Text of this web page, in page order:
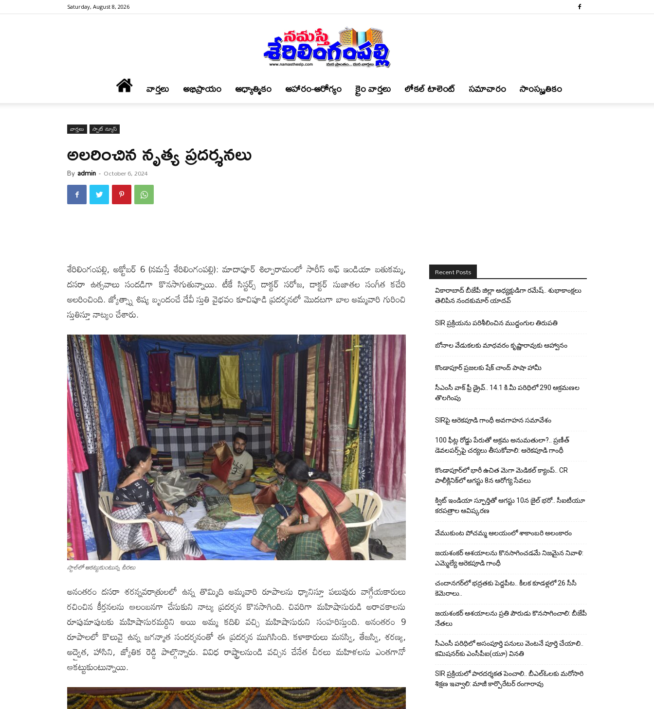
Saturday, August 8, 2026
వార్త‌లు అభిప్రాయం ఆధ్యాత్మికం ఆహారం-ఆరోగ్యం క్రైం వార్త‌లు లోకల్ టాలెంట్ స‌మాచారం సాంస్కృతికం
వార్త‌లు స్పాట్ న్యూస్
అల‌రించిన నృత్య ప్ర‌ద‌ర్శ‌న‌లు
By admin - October 6, 2024
శేరిలింగంప‌ల్లి, అక్టోబ‌ర్ 6 (న‌మస్తే శేరిలింగంప‌ల్లి): మాదాపూర్ శిల్పారామంలో సారీస్ అఫ్ ఇండియా బతుకమ్మ,
దసరా ఉత్సవాలు సందడిగా కొన‌సాగుతున్నాయి. టీకే సిస్టర్స్ డాక్టర్ సరోజ, డాక్టర్ సుజాతల‌ సంగీత కచేరి
అలరించింది. జ్యోత్స్నా శిష్య బృందంచే దేవీ స్తుతి వైభవం కూచిపూడి ప్రదర్శనలో మొదటగా బాల అమ్మవారి గురించి
స్తుతిస్తూ నాట్యం చేశారు.
స్టాల్‌లో ఆక‌ట్టుకుంటున్న చీర‌లు
అనంత‌రం దసరా శరన్నవరాత్రులలో ఉన్న తొమ్మిది అమ్మవారి రూపాలను ధ్యానిస్తూ పలువురు వాగ్గేయకారులు
రచించిన కీర్తనలను ఆలంబనగా చేసుకుని నాట్య ప్రదర్శన కొనసాగింది. చివరిగా మహిషాసురుడి అరాచకాలను
రూపుమాపుటకు మహిషాసురమర్దిని అయి అమ్మ కదిలి వచ్చి మహిషాసురుని సంహరిస్తుంది. అనంతరం 9
రూపాలలో కొలువై ఉన్న జగన్మాత సందర్శనంతో ఈ ప్రదర్శన ముగిసింది. కళాకారులు మనస్వి, తేజస్వి, శరణ్య,
అద్వైత, హాసిని, జ్యోతిక రెడ్డి పాల్గొన్నారు. వివిధ రాష్ట్రాలనుండి వ‌చ్చిన చేనేత చీరలు మహిళలను ఎంతగానో
ఆకట్టుకుంటున్నాయి.
Recent Posts
వికారాబాద్ బీజేపీ జిల్లా అధ్యక్షుడిగా రమేష్‌.. శుభాకాంక్షలు
తెలిపిన నందకుమార్ యాదవ్
SIR ప్రక్రియను పరిశీలించిన ముద్దంగుల తిరుపతి
బోనాల వేడుకలకు మాధవరం కృష్ణారావుకు ఆహ్వానం
కొండాపూర్ ప్రజలకు షేక్ చాంద్ పాషా హామీ
సీఎంసీ వాక్ ఫ్రీ డ్రైవ్.. 14.1 కి.మీ పరిధిలో 290 ఆక్రమణల
తొలగింపు
SIRపై ఆరెకపూడి గాంధీ అవగాహన సమావేశం
100 ఫీట్ల రోడ్డు పేరుతో అక్రమ అనుమతులా?.. ప్రణీత్
డెవలపర్స్‌పై చర్యలు తీసుకోవాలి: ఆరెకపూడి గాంధీ
కొండాపూర్‌లో భారీ ఉచిత మెగా మెడికల్ క్యాంప్.. CR
పాలీక్లినిక్‌లో ఆగస్టు 8న ఆరోగ్య సేవలు
క్విట్ ఇండియా స్ఫూర్తితో ఆగస్టు 10న జైల్ భరో.. సీఐటీయూ
కరపత్రాల ఆవిష్కరణ
వేముకుంట పోచమ్మ ఆలయంలో శాకాంబరి అలంకారం
జయశంకర్ ఆశయాలను కొనసాగించడమే నిజమైన నివాళి:
ఎమ్మెల్యే ఆరెక‌పూడి గాంధీ
చందానగర్‌లో భద్రతకు పెద్దపీట.. కీలక కూడళ్లలో 26 సీసీ
కెమెరాలు..
జయశంకర్ ఆశయాలను ప్రతి పౌరుడు కొనసాగించాలి: బీజేపీ
నేతలు
సీఎంసీ పరిధిలో అసంపూర్తి పనులు వెంటనే పూర్తి చేయాలి..
కమిషనర్‌కు ఎంసీపీఐ(యూ) వినతి
SIR ప్రక్రియలో పారదర్శకత పెంచాలి.. బీఎల్ఓలకు మరోసారి
శిక్షణ ఇవ్వాలి: మాజీ కార్పొరేటర్ రంగారావు